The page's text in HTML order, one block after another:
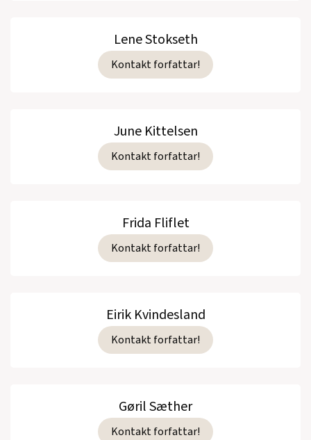
Lene Stokseth
Kontakt forfattar!
June Kittelsen
Kontakt forfattar!
Frida Fliflet
Kontakt forfattar!
Eirik Kvindesland
Kontakt forfattar!
Gøril Sæther
Kontakt forfattar!